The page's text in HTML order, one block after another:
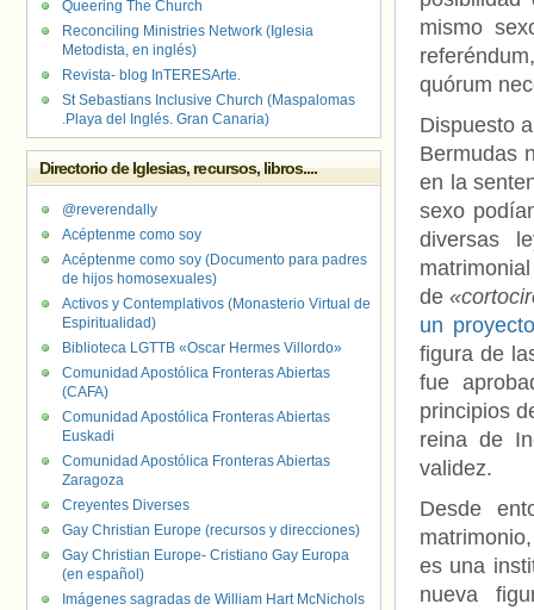
mismo
quórum
Dispuesto
Bermudas
en la
sexo
diversas
de
un
figura de
fue
principios
reina de
validez.
Desde
es una
nueva
Queering The Church
Reconciling Ministries Network (Iglesia
Metodista, en inglés)
Revista- blog InTERESArte.
St Sebastians Inclusive Church (Maspalomas
.Playa del Inglés. Gran Canaria)
Directorio de Iglesias, recursos, libros....
@reverendally
Acéptenme como soy
Acéptenme como soy (Documento para padres
de hijos homosexuales)
Activos y Contemplativos (Monasterio Virtual de
Espiritualidad)
Biblioteca LGTTB «Oscar Hermes Villordo»
Comunidad Apostólica Fronteras Abiertas
(CAFA)
Comunidad Apostólica Fronteras Abiertas
Euskadi
Comunidad Apostólica Fronteras Abiertas
Zaragoza
Creyentes Diverses
Gay Christian Europe (recursos y direcciones)
Gay Christian Europe- Cristiano Gay Europa
(en español)
Imágenes sagradas de William Hart McNichols